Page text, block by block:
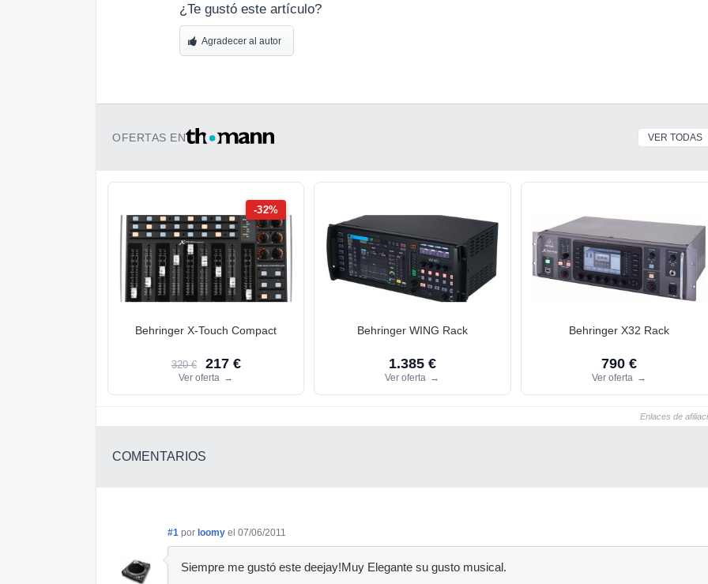
¿Te gustó este artículo?
Agradecer al autor
OFERTAS EN VER TODAS
-32%
Behringer X-Touch Compact
320 € 217 €
Ver oferta →
Behringer WING Rack
1.385 €
Ver oferta →
Behringer X32 Rack
790 €
Ver oferta →
Enlaces de
COMENTARIOS
#1 por loomy el 07/06/2011
Siempre me gustó este deejay!Muy Elegante su gusto musical.